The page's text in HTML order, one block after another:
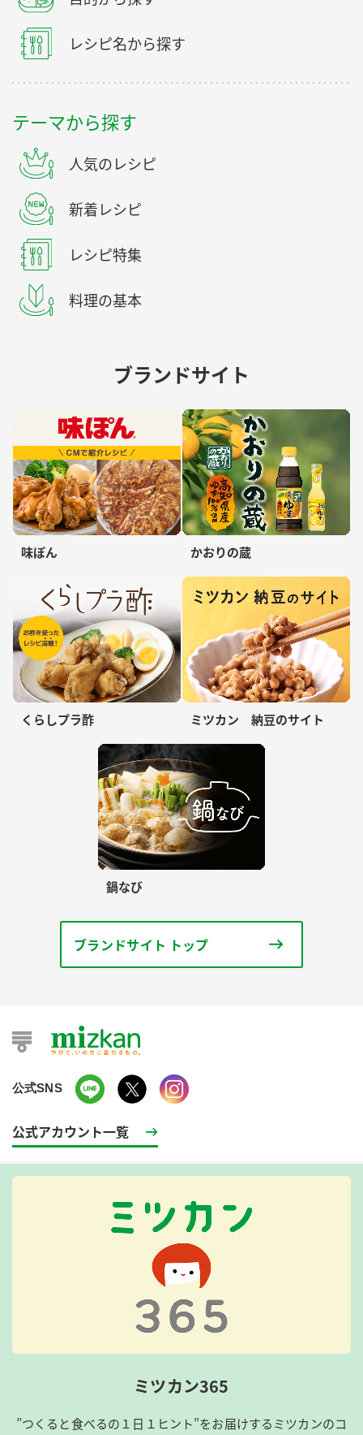
レシピ名から探す
テーマから探す
人気のレシピ
新着レシピ
レシピ特集
料理の基本
ブランドサイト
味ぽん かおりの蔵
くらしプラ酢 ミツカン 納豆のサイト
鍋なび
ブランドサイト トップ
公式SNS
公式アカウント一覧
ミツカン365
”つくると食べるの１日１ヒント”をお届けするミツカンのコ